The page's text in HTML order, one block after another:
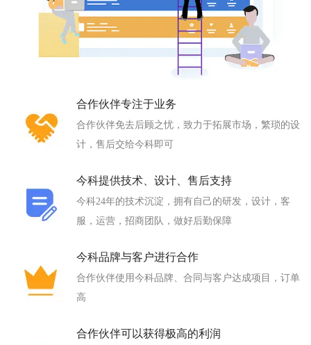
合作伙伴专注于业务
合作伙伴免去后顾之忧，致力于拓展市场，繁琐的设
计，售后交给今科即可
今科提供技术、设计、售后支持
今科24年的技术沉淀，拥有自己的研发，设计，客
服，运营，招商团队，做好后勤保障
今科品牌与客户进行合作
合作伙伴使用今科品牌、合同与客户达成项目，订单
高
合作伙伴可以获得极高的利润